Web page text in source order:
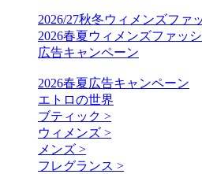
2026/27秋冬ウィメンズファ
2026春夏ウィメンズファッ
広告キャンペーン
2026春夏広告キャンペーン
エトロの世界
ブティック >
ウィメンズ >
メンズ >
フレグランス >